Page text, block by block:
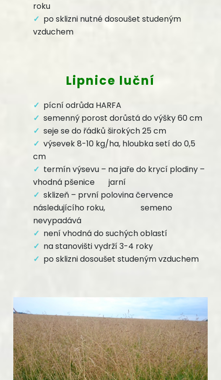
roku
po sklizni nutné dosoušet studeným
vzduchem
Lipnice luční
pícní odrůda HARFA
semenný porost dorůstá do výšky 60 cm
seje se do řádků širokých 25 cm
výsevek 8-10 kg/ha, hloubka setí do 0,5
cm
termín výsevu – na jaře do krycí plodiny –
vhodná pšenice jarní
sklizeň – první polovina července
následujícího roku, semeno
nevypadává
není vhodná do suchých oblastí
na stanovišti vydrží 3-4 roky
po sklizni dosoušet studeným vzduchem